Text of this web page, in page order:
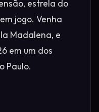
estrela do
jogo. Venha
Madalena, e
em um dos
Paulo.